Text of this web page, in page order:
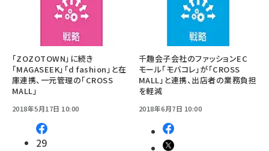
「ZOZOTOWN」に続き
「MAGASEEK」「d fashion」と在
庫連携、一元管理の「CROSS
MALL」
2018年5月17日 10:00
29
千趣会子会社のファッションEC
モール「モバコレ」が「CROSS
MALL」と連携、出店者の業務負担
を軽減
2018年6月7日 10:00